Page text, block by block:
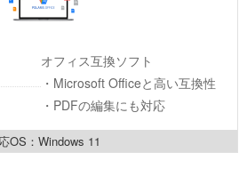
オフィス互換ソフト
・Microsoft Officeと高い互換性
・PDFの編集にも対応
OS：Windows 11